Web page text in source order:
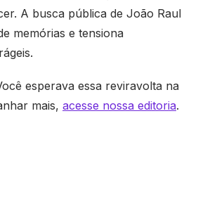
A busca pública de João Raul
memórias e tensiona
esperava essa reviravolta na
mais, acesse nossa editoria.